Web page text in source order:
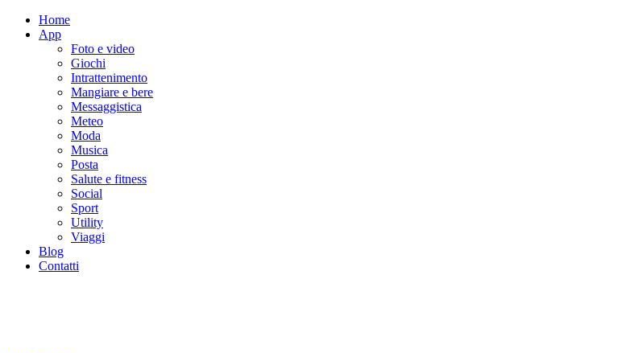
Home
App
Foto e video
Giochi
Intrattenimento
Mangiare e bere
Messaggistica
Meteo
Moda
Musica
Posta
Salute e fitness
Social
Sport
Utility
Viaggi
Blog
Contatti